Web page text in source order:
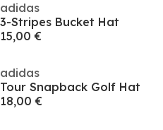
adidas
3-Stripes Bucket Hat
15,00 €
adidas
Tour Snapback Golf Hat
18,00 €